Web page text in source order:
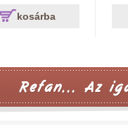
kosárba